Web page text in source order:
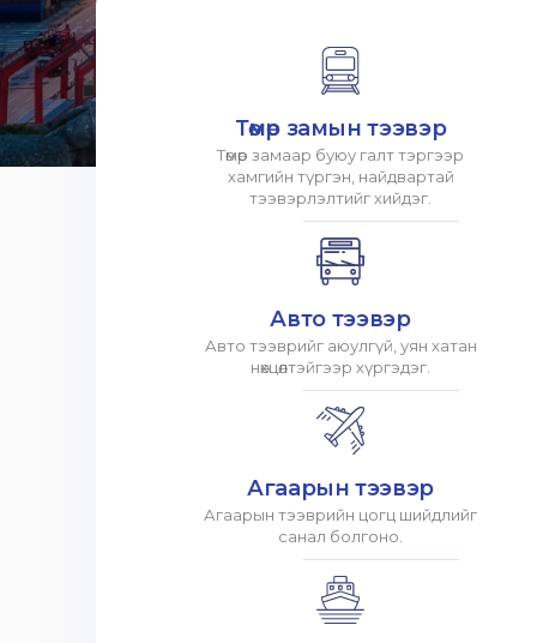
Төмөр замын тээвэр
Төмөр замаар буюу галт тэргээр
хамгийн түргэн, найдвартай
тээвэрлэлтийг хийдэг.
Авто тээвэр
Авто тээврийг аюулгүй, уян хатан
нөхцөлтэйгээр хүргэдэг.
Агаарын тээвэр
Агаарын тээврийн цогц шийдлийг
санал болгоно.